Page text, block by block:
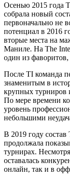
Осенью 2015 года
собрала новый
первоначально не
потенциал в 2016
вторые места на
Маниле. На The
один из фаворитов,
После TI команда
знаменитым в
крупных турниров
По мере времени
уровень
небольшими
В 2019 году
продолжала
турнирах.
оставалась
онлайн, так и в